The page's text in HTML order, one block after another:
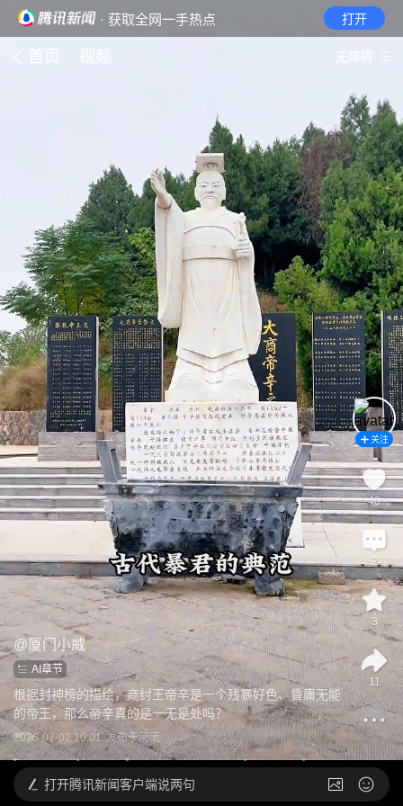
· 获取全网一手热点 打开
视频 无障碍
@厦门小威
AI章节
根据封神榜的描绘，商纣王帝辛是一个残暴好色、昏庸无能
的帝王，那么帝辛真的是一无是处吗？
2026-07-02 10:01 发布于河南
关注
40
2
3
11
打开腾讯新闻客户端说两句